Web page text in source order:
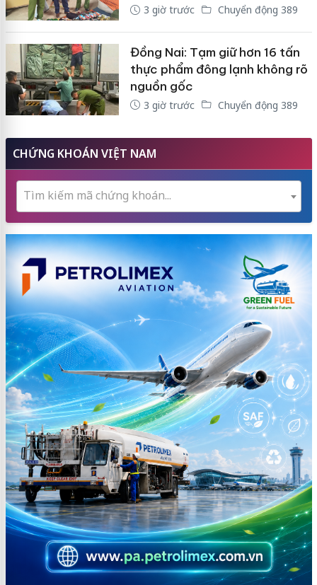
3 giờ trước Chuyển động 389
Đồng Nai: Tạm giữ hơn 16 tấn
thực phẩm đông lạnh không rõ
nguồn gốc
3 giờ trước Chuyển động 389
CHỨNG KHOÁN VIỆT NAM
Tìm kiếm mã chứng khoán...